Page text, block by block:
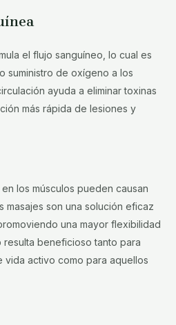
el flujo sanguíneo, lo cual es
suministro de oxígeno a los
ayuda a eliminar toxinas
más rápida de lesiones y
los músculos pueden causan
masajes son una solución eficaz
una mayor flexibilidad
resulta beneficioso tanto para
vida activo como para aquellos